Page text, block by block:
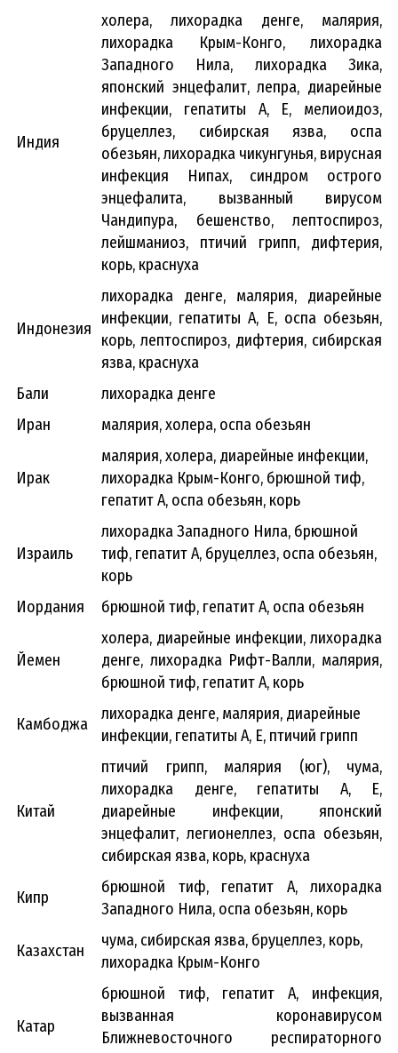
Индия
холера, лихорадка денге, малярия,
лихорадка Крым-Конго, лихорадка
Западного Нила, лихорадка Зика,
японский энцефалит, лепра, диарейные
инфекции, гепатиты А, Е, мелиоидоз,
бруцеллез, сибирская язва, оспа
обезьян, лихорадка чикунгунья, вирусная
инфекция Нипах, синдром острого
энцефалита, вызванный вирусом
Чандипура, бешенство, лептоспироз,
лейшманиоз, птичий грипп, дифтерия,
корь, краснуха
Индонезия
лихорадка денге, малярия, диарейные
инфекции, гепатиты А, Е, оспа обезьян,
корь, лептоспироз, дифтерия, сибирская
язва, краснуха
Бали
лихорадка денге
Иран
малярия, холера, оспа обезьян
Ирак
малярия, холера, диарейные инфекции,
лихорадка Крым-Конго, брюшной тиф,
гепатит А, оспа обезьян, корь
Израиль
лихорадка Западного Нила, брюшной
тиф, гепатит А, бруцеллез, оспа обезьян,
корь
Иордания
брюшной тиф, гепатит А, оспа обезьян
Йемен
холера, диарейные инфекции, лихорадка
денге, лихорадка Рифт-Валли, малярия,
брюшной тиф, гепатит А, корь
Камбоджа
лихорадка денге, малярия, диарейные
инфекции, гепатиты А, Е, птичий грипп
Китай
птичий грипп, малярия (юг), чума,
лихорадка денге, гепатиты А, Е,
диарейные инфекции, японский
энцефалит, легионеллез, оспа обезьян,
сибирская язва, корь, краснуха
Кипр
брюшной тиф, гепатит А, лихорадка
Западного Нила, оспа обезьян, корь
Казахстан
чума, сибирская язва, бруцеллез, корь,
лихорадка Крым-Конго
Катар
брюшной тиф, гепатит А, инфекция,
вызванная коронавирусом
Ближневосточного респираторного